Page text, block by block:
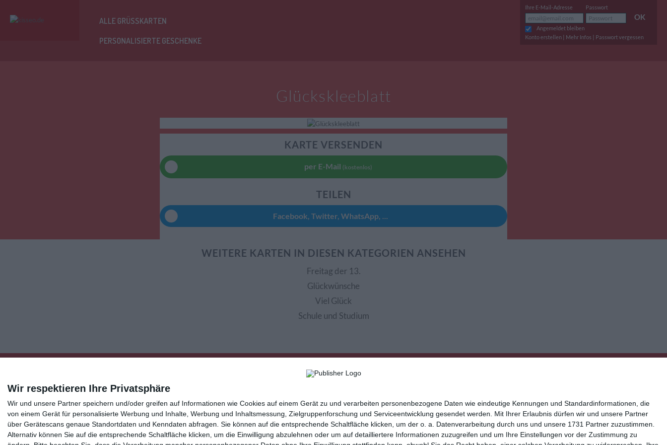
Wir respektieren Ihre Privatsphäre
Wir und unsere Partner speichern und/oder greifen auf Informationen wie Cookies auf einem Gerät zu und verarbeiten personenbezogene Daten wie eindeutige Kennungen und Standardinformationen, die
von einem Gerät für personalisierte Werbung und Inhalte, Werbung und Inhaltsmessung, Zielgruppenforschung und Serviceentwicklung gesendet werden.
Mit Ihrer Erlaubnis dürfen wir und unsere Partner
über Gerätescans genaue Standortdaten und Kenndaten abfragen. Sie können auf die entsprechende Schaltfläche klicken, um der o. a. Datenverarbeitung durch uns und unsere 1731 Partner zuzustimmen.
Alternativ können Sie auf die entsprechende Schaltfläche klicken, um die Einwilligung abzulehnen oder um auf detailliertere Informationen zuzugreifen und um Ihre Einstellungen vor der Zustimmung zu
ALLE GRÜSSKARTEN
PERSONALISIERTE GESCHENKE
Ihre E-Mail-Adresse Passwort
OK
Angemeldet bleiben
Konto erstellen | Mehr Infos | Passwort vergessen
Glückskleeblatt
KARTE VERSENDEN
per E-Mail (kostenlos)
TEILEN
Facebook, Twitter, WhatsApp, ...
WEITERE KARTEN IN DIESEN KATEGORIEN ANSEHEN
Freitag der 13.
Glückwünsche
Viel Glück
Schule und Studium
Kisseo©
Entdecken Sie auch: Ereignis-Kalender Kisseo Newsletter Hilfe / FAQ Nutzungsbedingungen Impressum Kisseo auf Facebook